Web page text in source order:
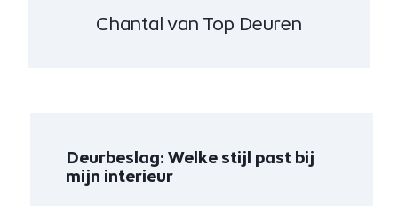
Chantal van Top Deuren
Deurbeslag: Welke stijl past bij
mijn interieur